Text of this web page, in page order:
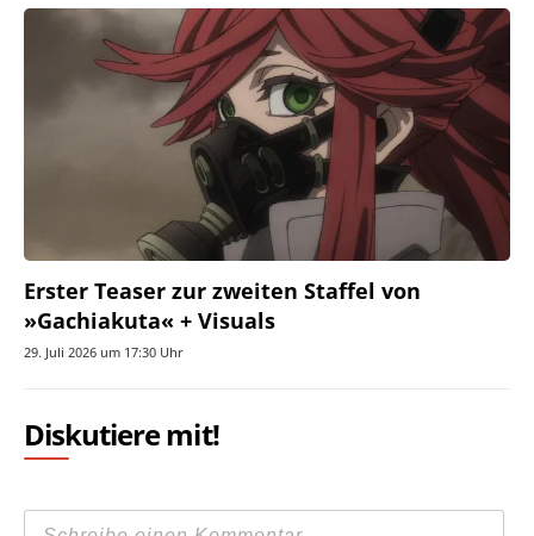
Erster Teaser zur zweiten Staffel von
»Gachiakuta« + Visuals
29. Juli 2026 um 17:30 Uhr
Diskutiere mit!